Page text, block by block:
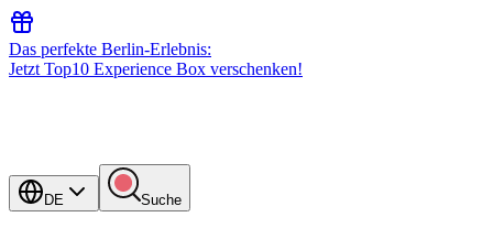
Das perfekte Berlin-Erlebnis:
Jetzt Top10 Experience Box verschenken!
DE Suche